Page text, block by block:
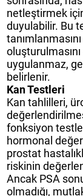
netleştirmek
duyulabilir. Bu
uygulanmaz,
belirlenir.
Kan Testleri
Kan tahlilleri,
fonksiyon
hormonal
prostat
riskinin
Ancak PSA
olmadığı,